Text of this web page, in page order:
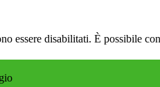
essere disabilitati. È possibile